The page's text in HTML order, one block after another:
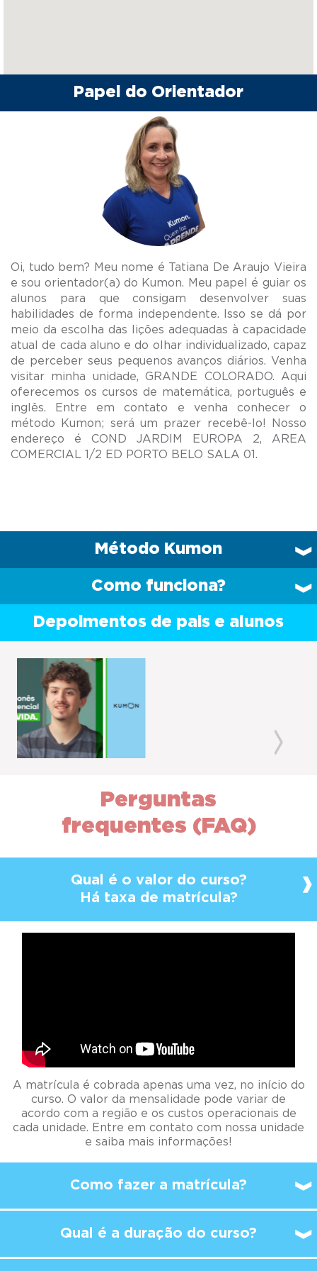
Papel do Orientador
Oi, tudo bem? Meu nome é Tatiana De Araujo Vieira
e sou orientador(a) do Kumon. Meu papel é guiar os
alunos para que consigam desenvolver suas
habilidades de forma independente. Isso se dá por
meio da escolha das lições adequadas à capacidade
atual de cada aluno e do olhar individualizado, capaz
de perceber seus pequenos avanços diários. Venha
visitar minha unidade, GRANDE COLORADO. Aqui
oferecemos os cursos de matemática, português e
inglês. Entre em contato e venha conhecer o
método Kumon; será um prazer recebê-lo! Nosso
endereço é COND JARDIM EUROPA 2, AREA
Método Kumon
Como funciona?
Depoimentos de pais e alunos
Previous
Perguntas
frequentes (FAQ)
Qual é o valor do curso?
Há taxa de matrícula?
A matrícula é cobrada apenas uma vez, no início do
curso. O valor da mensalidade pode variar de
acordo com a região e os custos operacionais de
cada unidade. Entre em contato com nossa unidade
e saiba mais informações!
Como fazer a matrícula?
Qual é a duração do curso?